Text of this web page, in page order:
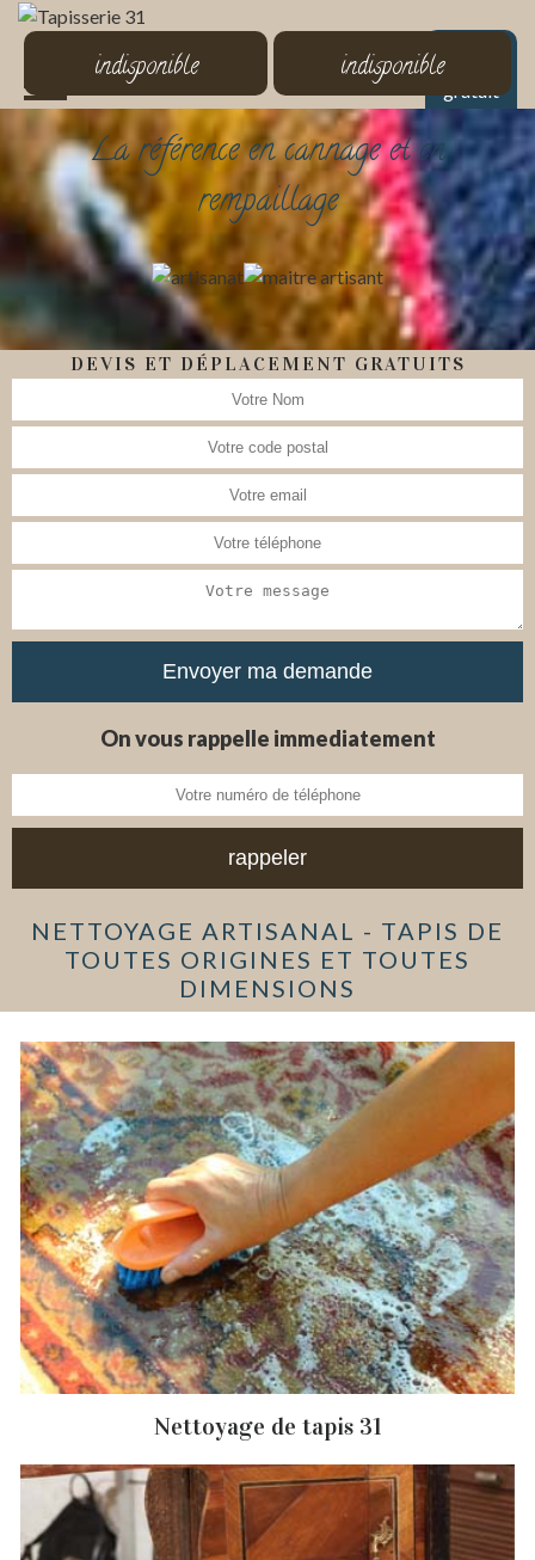
Devis
gratuit
indisponible indisponible
La référence en cannage et en
rempaillage
DEVIS ET DÉPLACEMENT GRATUITS
On vous rappelle immediatement
NETTOYAGE ARTISANAL - TAPIS DE
TOUTES ORIGINES ET TOUTES
DIMENSIONS
Nettoyage de tapis 31